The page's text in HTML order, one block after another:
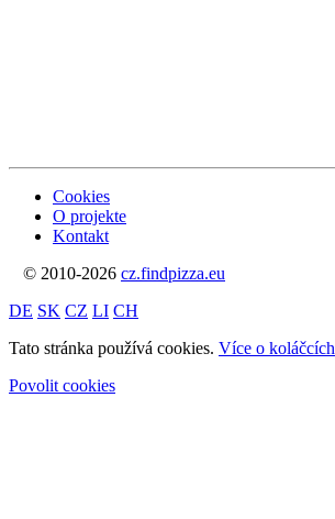
Cookies
O projekte
Kontakt
© 2010-2026 cz.findpizza.eu
DE SK CZ LI CH
Tato stránka používá cookies. Více o koláčcích
Povolit cookies